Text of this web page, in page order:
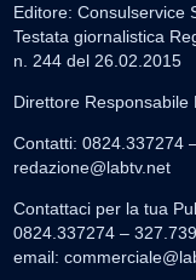
Editore: Consulservice
Testata giornalistica
n. 244 del 26.02.2015
Direttore Responsabile
Contatti: 0824.337274
redazione@labtv.net
Contattaci per la tua
0824.337274 –
email: